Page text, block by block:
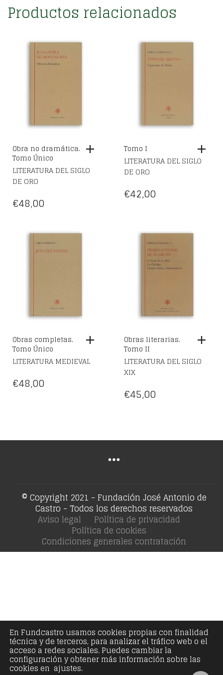
Productos relacionados
Obra no dramática.
Tomo Único
LITERATURA DEL SIGLO
DE ORO
€48,00
Tomo I
LITERATURA DEL SIGLO
DE ORO
€42,00
Obras completas.
Tomo Único
LITERATURA MEDIEVAL
€48,00
Obras literarias.
Tomo II
LITERATURA DEL SIGLO
XIX
€45,00
© Copyright 2021 - Fundación José Antonio de
Castro - Todos los derechos reservados
Aviso legal Política de privacidad
Política de cookies
Condiciones generales contratación
En Fundcastro usamos cookies propias con finalidad
técnica y de terceros, para analizar el tráfico web o el
acceso a redes sociales. Puedes cambiar la
configuración y obtener más información sobre las
cookies en ajustes.